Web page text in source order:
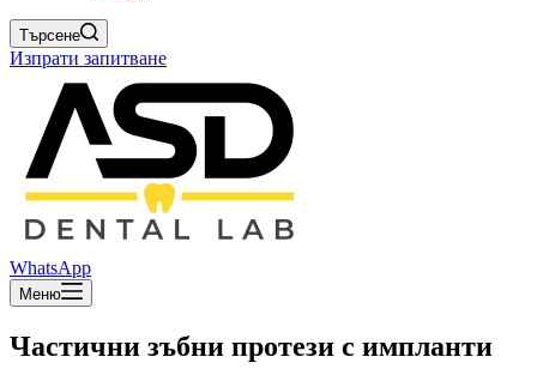
Търсене
Изпрати запитване
WhatsApp
Меню
Частични зъбни протези с импланти